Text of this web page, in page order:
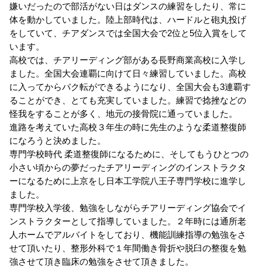
嫌いだったので部活がない日はダンスの練習をしたり、常に
体を動かしていました。陸上部時代は、ハードルと砲丸投げ
をしていて、チアダンスでは全国大会で2位と5位入賞をして
います。
高校では、チアリーディング部がある長野商業高校に入学し
ました。全国大会連覇に向けて日々練習していました。高校
に入ってからバク転ができるようになり、全国大会も3連覇す
ることができ、とても充実していました。練習で捻挫などの
怪我をすることが多く、地元の接骨院に通っていました。
進路を考えていた高校３年生の時に先生のような柔道整復師
になろうと決めました。
専門学校時代 柔道整復師になるために、そしてもうひとつの
小さい頃からの夢だったチアリーディングのインストラクタ
ーになるために上京をし日本工学院八王子専門学校に進学し
ました。
専門学校入学後、勉強をしながらチアリーディング協会でイ
ンストラクターとして指導していました。２年時には通所老
人ホームでアルバイトをしており、機能訓練指導の勉強をさ
せて頂いたり、整形外科で１年間働き骨折や脱臼の整復を勉
強させて頂き臨床の勉強をさせて頂きました。